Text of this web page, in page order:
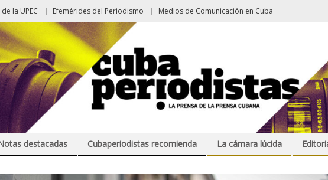
la UPEC Efemérides del Periodismo Medios de Comunicación en Cuba
destacadas Cubaperiodistas recomienda La cámara lúcida